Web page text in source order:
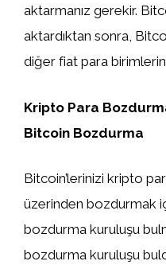
aktarmanız gerekir.
aktardıktan sonra,
diğer fiat para
Kripto Para
Bitcoin Bozdurma
Bitcoin’lerinizi kripto
üzerinden bozdurmak
bozdurma kuruluşu
bozdurma kuruluşu